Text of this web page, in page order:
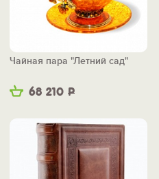
68 210 Р
Чайная пара "Летний сад"